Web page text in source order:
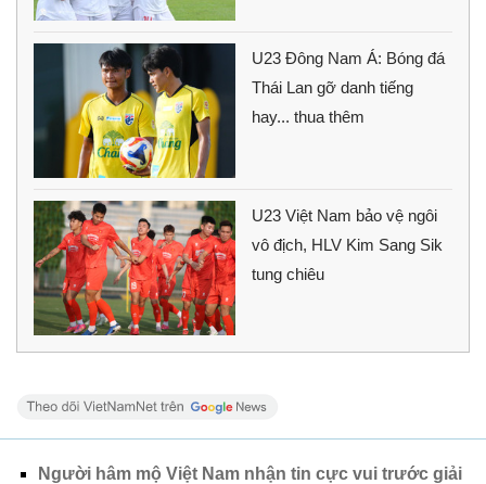
U23 Đông Nam Á: Bóng đá
Thái Lan gỡ danh tiếng
hay... thua thêm
U23 Việt Nam bảo vệ ngôi
vô địch, HLV Kim Sang Sik
tung chiêu
Người hâm mộ Việt Nam nhận tin cực vui trước giải